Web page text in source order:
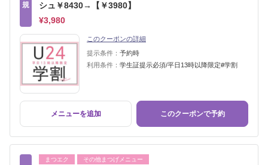
規
シュ￥8430→【￥3980】
¥3,980
このクーポンの詳細
提示条件： 予約時
利用条件： 学生証提示必須/平日13時以降限定#学割
メニューを追加 このクーポンで予約
まつエク その他まつげメニュー